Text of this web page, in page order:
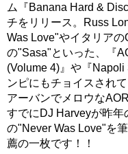
ム『Banana Hard &
チをリリース。Russ
Was Love"やイタリア
の"Sasa"といった、『
(Volume 4)』や『
ンピにもチョイスされ
アーバンでメロウな
すでにDJ Harveyが昨
の"Never Was Love"を
薦の一枚です！！